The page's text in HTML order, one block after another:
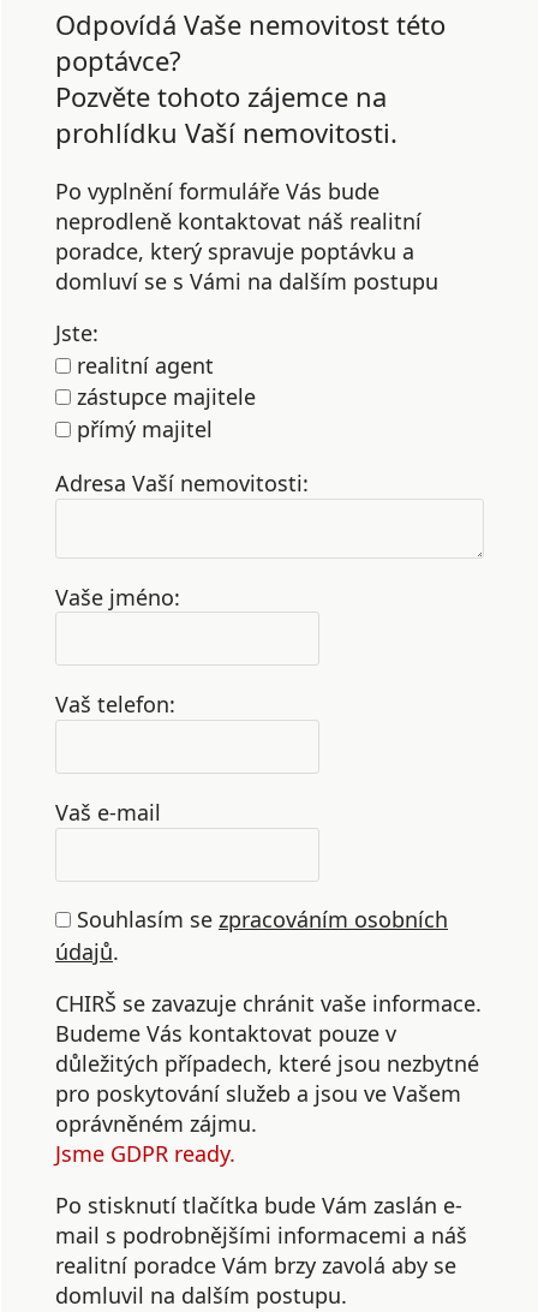
Odpovídá Vaše nemovitost této
poptávce?
Pozvěte tohoto zájemce na
prohlídku Vaší nemovitosti.
Po vyplnění formuláře Vás bude
neprodleně kontaktovat náš realitní
poradce, který spravuje poptávku a
domluví se s Vámi na dalším postupu
Jste:
realitní agent
zástupce majitele
přímý majitel
Adresa Vaší nemovitosti:
Vaše jméno:
Vaš telefon:
Vaš e-mail
Souhlasím se zpracováním osobních
údajů.
CHIRŠ se zavazuje chránit vaše informace.
Budeme Vás kontaktovat pouze v
důležitých případech, které jsou nezbytné
pro poskytování služeb a jsou ve Vašem
oprávněném zájmu.
Jsme GDPR ready.
Po stisknutí tlačítka bude Vám zaslán e-
mail s podrobnějšími informacemi a náš
realitní poradce Vám brzy zavolá aby se
domluvil na dalším postupu.